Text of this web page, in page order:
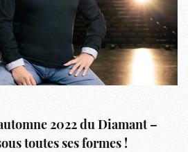
2022 du Diamant –
toutes ses formes !